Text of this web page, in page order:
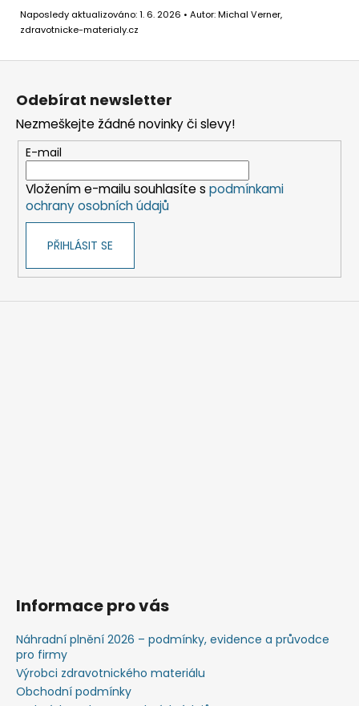
Naposledy aktualizováno: 1. 6. 2026 • Autor: Michal Verner,
zdravotnicke-materialy.cz
Z
Odebírat newsletter
Nezmeškejte žádné novinky či slevy!
E-mail
Vložením e-mailu souhlasíte s podmínkami
ochrany osobních údajů
PŘIHLÁSIT SE
Informace pro vás
Náhradní plnění 2026 – podmínky, evidence a průvodce
pro firmy
Výrobci zdravotnického materiálu
Obchodní podmínky